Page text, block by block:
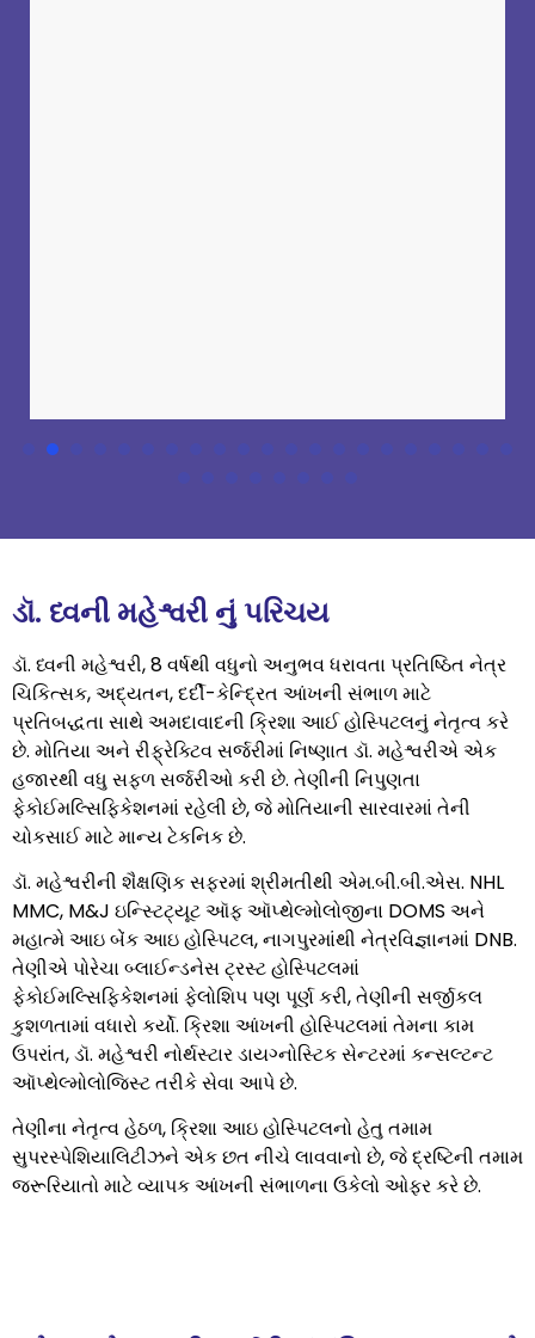
ડૉ. ધ્વની મહેશ્વરી નું પરિચય
ડૉ. ધ્વની મહેશ્વરી, 8 વર્ષથી વધુનો અનુભવ ધરાવતા પ્રતિષ્ઠિત નેત્ર
ચિકિત્સક, અદ્યતન, દર્દી-કેન્દ્રિત આંખની સંભાળ માટે
પ્રતિબદ્ધતા સાથે અમદાવાદની ક્રિશા આઈ હોસ્પિટલનું નેતૃત્વ કરે
છે. મોતિયા અને રીફ્રેક્ટિવ સર્જરીમાં નિષ્ણાત ડૉ. મહેશ્વરીએ એક
હજારથી વધુ સફળ સર્જરીઓ કરી છે. તેણીની નિપુણતા
ફેકોઈમલ્સિફિકેશનમાં રહેલી છે, જે મોતિયાની સારવારમાં તેની
ચોકસાઈ માટે માન્ય ટેકનિક છે.
ડૉ. મહેશ્વરીની શૈક્ષણિક સફરમાં શ્રીમતીથી એમ.બી.બી.એસ. NHL
MMC, M&J ઇન્સ્ટિટ્યૂટ ઑફ ઑપ્થેલ્મોલોજીના DOMS અને
મહાત્મે આઇ બેંક આઇ હોસ્પિટલ, નાગપુરમાંથી નેત્રવિજ્ઞાનમાં DNB.
તેણીએ પોરેચા બ્લાઈન્ડનેસ ટ્રસ્ટ હોસ્પિટલમાં
ફેકોઈમલ્સિફિકેશનમાં ફેલોશિપ પણ પૂર્ણ કરી, તેણીની સર્જીકલ
કુશળતામાં વધારો કર્યો. ક્રિશા આંખની હોસ્પિટલમાં તેમના કામ
ઉપરાંત, ડૉ. મહેશ્વરી નોર્થસ્ટાર ડાયગ્નોસ્ટિક સેન્ટરમાં કન્સલ્ટન્ટ
ઑપ્થેલ્મોલોજિસ્ટ તરીકે સેવા આપે છે.
તેણીના નેતૃત્વ હેઠળ, ક્રિશા આઇ હોસ્પિટલનો હેતુ તમામ
સુપરસ્પેશિયાલિટીઝને એક છત નીચે લાવવાનો છે, જે દ્રષ્ટિની તમામ
જરૂરિયાતો માટે વ્યાપક આંખની સંભાળના ઉકેલો ઓફર કરે છે.